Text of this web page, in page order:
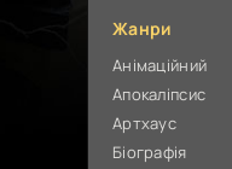
Жанри
Анімаційний
Апокаліпсис
Артхаус
Біографія